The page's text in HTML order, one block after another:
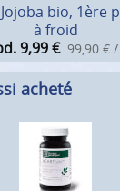
bio, 1ère
à froid
9,99 € 99,90 €
acheté